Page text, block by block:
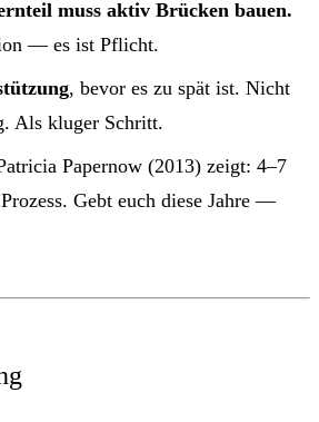
muss aktiv Brücken bauen.
— es ist Pflicht.
, bevor es zu spät ist. Nicht
Als kluger Schritt.
Papernow (2013) zeigt: 4–7
Gebt euch diese Jahre —